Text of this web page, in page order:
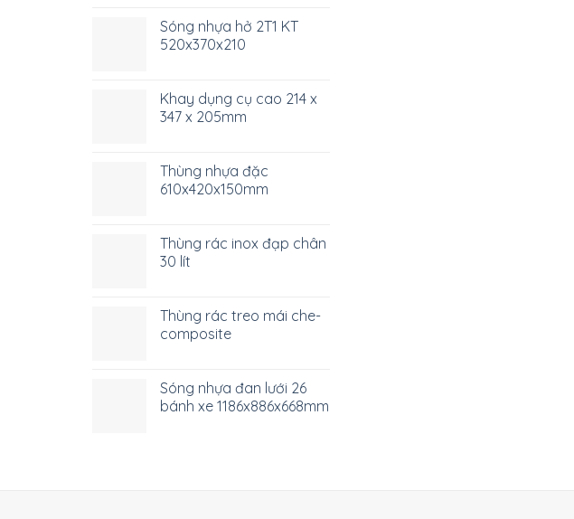
Sóng nhựa hở 2T1 KT
520x370x210
Khay dụng cụ cao 214 x
347 x 205mm
Thùng nhựa đặc
610x420x150mm
Thùng rác inox đạp chân
30 lít
Thùng rác treo mái che-
composite
Sóng nhựa đan lưới 26
bánh xe 1186x886x668mm